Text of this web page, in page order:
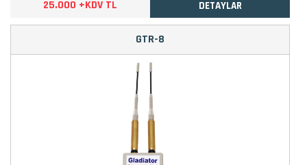
25.000 +KDV TL DETAYLAR
GTR-8